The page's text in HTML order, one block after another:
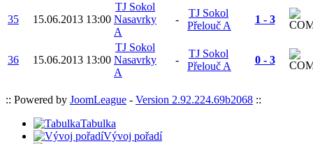
35 15.06.2013 13:00
TJ Sokol
Nasavrky
A
-
TJ Sokol
Přelouč A
1 - 3
36 15.06.2013 13:00
TJ Sokol
Nasavrky
A
-
TJ Sokol
Přelouč A
0 - 3
:: Powered by JoomLeague - Version 2.92.224.69b2068 ::
Tabulka
Vývoj pořadí